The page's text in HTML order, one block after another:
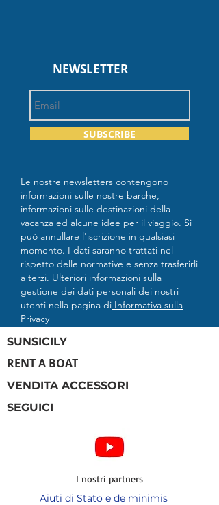
NEWSLETTER
SUBSCRIBE
Le nostre newsletters contengono
informazioni sulle nostre barche,
informazioni sulle destinazioni della
vacanza ed alcune idee per il viaggio. Si
può annullare l'iscrizione in qualsiasi
momento. I dati saranno trattati nel
rispetto delle normative e senza trasferirli
a terzi. Ulteriori informazioni sulla
gestione dei dati personali dei nostri
utenti nella pagina di Informativa sulla
Privacy
SUNSICILY
RENT A BOAT
VENDITA ACCESSORI
SEGUICI
I nostri partners
Aiuti di Stato e de minimis